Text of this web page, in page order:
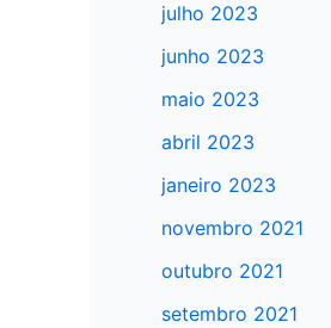
a
r
p
o
r
:
julho 2023
junho 2023
maio 2023
abril 2023
janeiro 2023
novembro 2021
outubro 2021
setembro 2021